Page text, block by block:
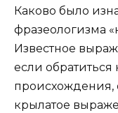
Каково было
фразеологизма
Известное
если обратиться
происхождения,
крылатое